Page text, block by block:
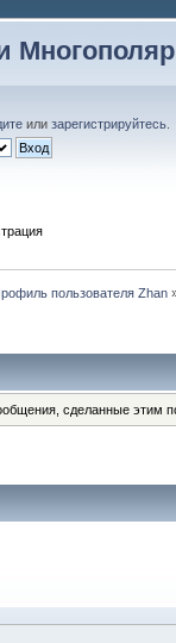
или зарегистрируйтесь
пользователя Zhan
сделанные этим